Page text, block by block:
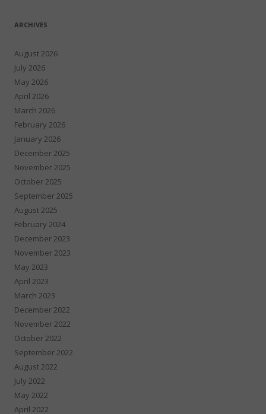
ARCHIVES
August 2026
July 2026
May 2026
April 2026
March 2026
February 2026
January 2026
December 2025
November 2025
October 2025
September 2025
August 2025
February 2024
December 2023
November 2023
May 2023
April 2023
March 2023
December 2022
November 2022
October 2022
September 2022
August 2022
July 2022
May 2022
April 2022